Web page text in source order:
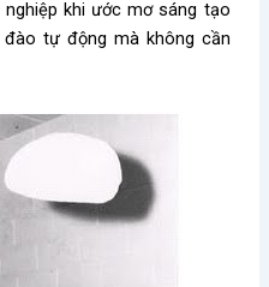
khi ước mơ sáng tạo
tự động mà không cần